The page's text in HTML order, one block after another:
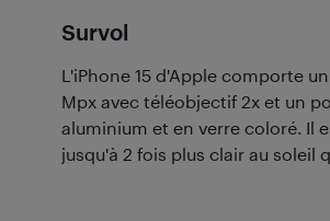
Survol
L'iPhone 15 d'Apple comporte
Mpx avec téléobjectif 2x et un
aluminium et en verre coloré. Il
jusqu'à 2 fois plus clair au soleil